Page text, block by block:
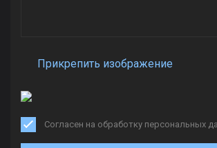
Прикрепить изображение
Согласен на обработку персональных